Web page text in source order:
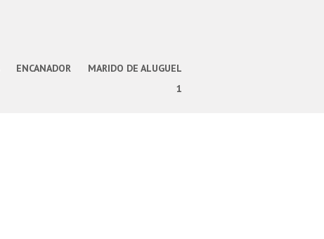
ENCANADOR
MARIDO DE ALUGUEL
1